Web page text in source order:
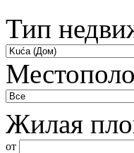
Тип
Жилая
от